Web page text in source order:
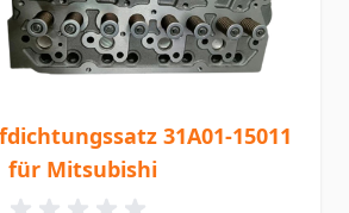
31A01-15011
für Mitsubishi